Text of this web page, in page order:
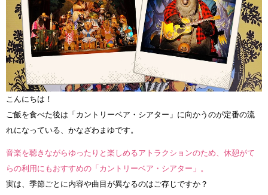
こんにちは！
ご飯を食べた後は「カントリーベア・シアター」に向かうのが定番の流
れになっている、かなざわまゆです。
音楽を聴きながらゆったりと楽しめるアトラクションのため、休憩がて
らの利用にもおすすめの「カントリーベア・シアター」。
実は、季節ごとに内容や曲目が異なるのはご存じですか？